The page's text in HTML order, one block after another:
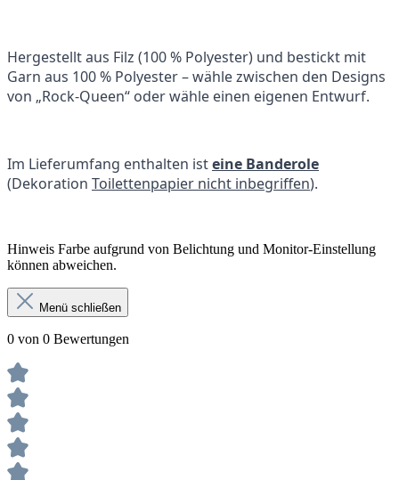
Hergestellt aus Filz (100 % Polyester) und bestickt mit
Garn aus 100 % Polyester – wähle zwischen den Designs
von „Rock-Queen“ oder wähle einen eigenen Entwurf.
Im Lieferumfang enthalten isteine Banderole
(Dekoration Toilettenpapier nicht inbegriffen).
Hinweis Farbe aufgrund von Belichtung und Monitor-Einstellung
können abweichen.
Menü schließen
0 von 0 Bewertungen